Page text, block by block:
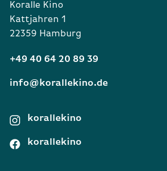
Koralle Kino
Kattjahren 1
22359 Hamburg
+49 40 64 20 89 39
info@korallekino.de
korallekino
korallekino